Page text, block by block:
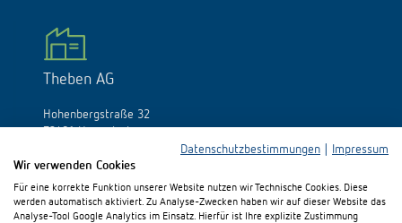
Theben AG
Hohenbergstraße 32
Fax: +49 (0)74 74/692-150
E-Mail:info@theben.de
Datenschutzbestimmungen
Impressum
Wir verwenden Cookies
Für eine korrekte Funktion unserer Website nutzen wir Technische Cookies. Diese
werden automatisch aktiviert. Zu Analyse-Zwecken haben wir auf dieser Website das
Analyse-Tool Google Analytics im Einsatz. Hierfür ist Ihre explizite Zustimmung